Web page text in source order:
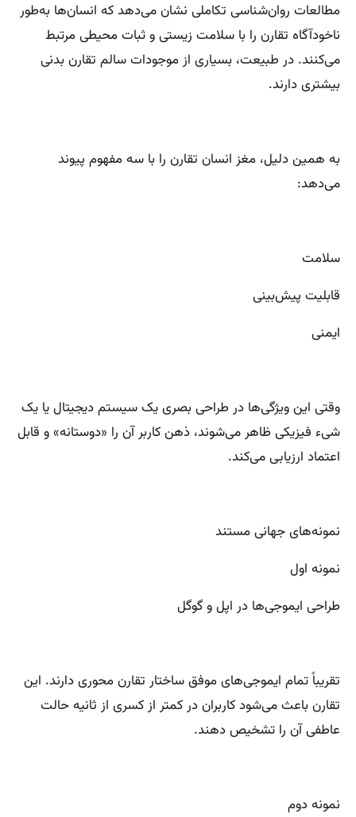
مطالعات روان‌شناسی تکاملی نشان می‌دهد که انسان‌ها به‌طور
ناخودآگاه تقارن را با سلامت زیستی و ثبات محیطی مرتبط
می‌کنند. در طبیعت، بسیاری از موجودات سالم تقارن بدنی
بیشتری دارند.
به همین دلیل، مغز انسان تقارن را با سه مفهوم پیوند
می‌دهد:
سلامت
قابلیت پیش‌بینی
ایمنی
وقتی این ویژگی‌ها در طراحی بصری یک سیستم دیجیتال یا یک
شیء فیزیکی ظاهر می‌شوند، ذهن کاربر آن را «دوستانه» و قابل
اعتماد ارزیابی می‌کند.
نمونه‌های جهانی مستند
نمونه اول
طراحی ایموجی‌ها در اپل و گوگل
تقریباً تمام ایموجی‌های موفق ساختار تقارن محوری دارند. این
تقارن باعث می‌شود کاربران در کمتر از کسری از ثانیه حالت
عاطفی آن را تشخیص دهند.
نمونه دوم